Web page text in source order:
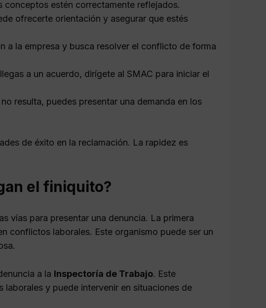
conceptos estén correctamente reflejados.
ofrecerte orientación y asegurar que estés
a la empresa y busca resolver el conflicto de forma
a un acuerdo, dirígete al SMAC para iniciar el
resulta, puedes presentar una demanda en los
de éxito en la reclamación. La rapidez es
el finiquito?
vías para presentar una denuncia. La primera
conflictos laborales. Este organismo puede ser un
a la Inspectoría de Trabajo. Este
laborales y puede intervenir en situaciones de